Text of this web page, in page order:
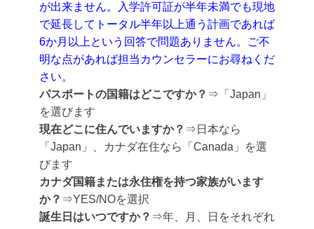
が出来ません。入学許可証が半年未満でも現地
で延長してトータル半年以上通う計画であれば
6か月以上という回答で問題ありません。ご不
明な点があれば担当カウンセラーにお尋ねくだ
さい。
パスポートの国籍はどこですか？ ⇒「Japan」
を選びます
現在どこに住んでいますか？ ⇒日本なら
「Japan」、カナダ在住なら「Canada」を選
びます
カナダ国籍または永住権を持つ家族がいます
か？ ⇒YES/NOを選択
誕生日はいつですか？ ⇒年、月、日をそれぞれ